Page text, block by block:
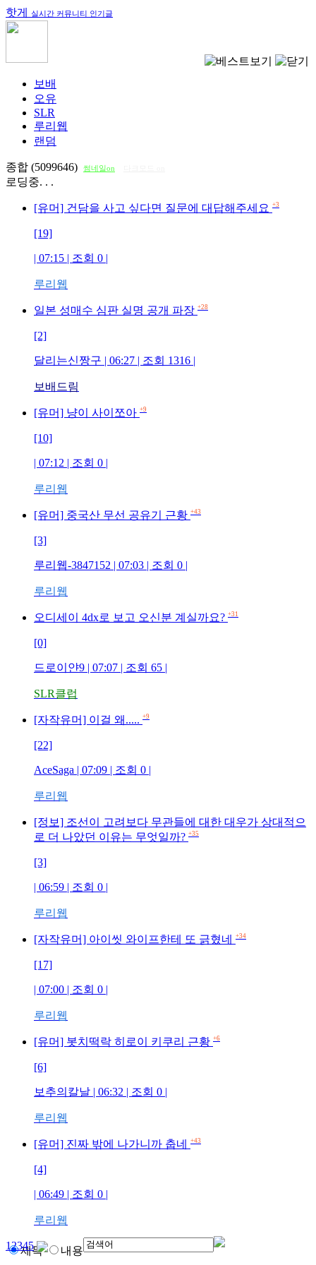
핫게 실시간 커뮤니티 인기글
보배
오유
SLR
루리웹
랜덤
종합 (5099646) 썸네일on
로딩중. . .
[유머] 건담을 사고 싶다면 질문에 대답해주세요 +3
[19]
| 07:15 | 조회 0 |
루리웹
일본 성매수 심판 실명 공개 파장 +28
[2]
달리는신짱구 | 06:27 | 조회 1316 |
보배드림
[유머] 냥이 사이쪼아 +9
[10]
| 07:12 | 조회 0 |
루리웹
[유머] 중국산 무선 공유기 근황 +43
[3]
루리웹-3847152 | 07:03 | 조회 0 |
루리웹
오디세이 4dx로 보고 오신분 계실까요? +31
[0]
드로이얀9 | 07:07 | 조회 65 |
SLR클럽
[자작유머] 이걸 왜..... +9
[22]
AceSaga | 07:09 | 조회 0 |
루리웹
[정보] 조선이 고려보다 무관들에 대한 대우가 상대적으
로 더 나았던 이유는 무엇일까? +35
[3]
| 06:59 | 조회 0 |
루리웹
[자작유머] 아이씻 와이프한테 또 긁혔네 +34
[17]
| 07:00 | 조회 0 |
루리웹
[유머] 봇치떡락 히로이 키쿠리 근황 +6
[6]
보추의칼날 | 06:32 | 조회 0 |
루리웹
[유머] 진짜 밖에 나가니까 춥네 +43
[4]
| 06:49 | 조회 0 |
루리웹
12345
제목 내용